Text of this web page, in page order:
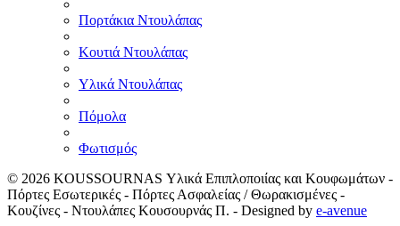
Πορτάκια Ντουλάπας
Κουτιά Ντουλάπας
Υλικά Ντουλάπας
Πόμολα
Φωτισμός
© 2026 KOUSSOURNAS Υλικά Επιπλοποιίας και Κουφωμάτων -
Πόρτες Εσωτερικές - Πόρτες Ασφαλείας / Θωρακισμένες -
Κουζίνες - Ντουλάπες Κουσουρνάς Π. - Designed by e-avenue